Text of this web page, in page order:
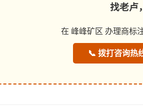
找老卢
在 峰峰矿区 办理商标
📞 拨打咨询热